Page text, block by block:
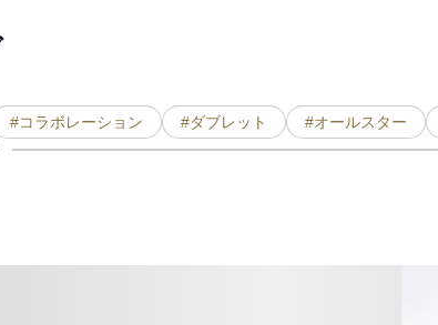
#コラボレーション #ダブレット #オールスター